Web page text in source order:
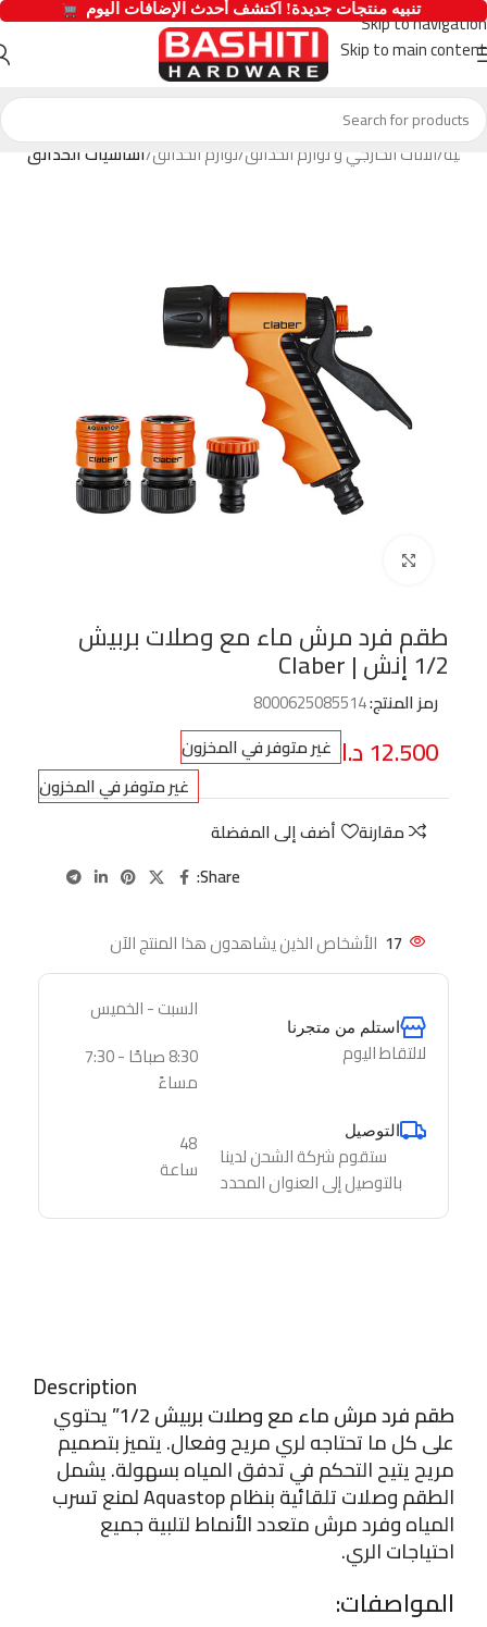
Skip to navigation
Skip to main content
الاثاث الخارجي و لوازم الحدائق لوازم الحدائق أساسيات الحدائق
طقم فرد مرش ماء مع وصلات بربيش
1/2 إنش | Claber
رمز المنتج:8000625085514
12.500د.ا غير متوفر في المخزون
غير متوفر في المخزون
مقارنة
أضف إلى المفضلة
Share:
17 الأشخاص الذين يشاهدون هذا المنتج الآن
استلم من متجرنا
لالتقاط اليوم
السبت - الخميس
8:30 صباحًا - 7:30
مساءً
التوصيل
ستقوم شركة الشحن لدينا
بالتوصيل إلى العنوان المحدد
48
ساعة
Description
طقم فرد مرش ماء مع وصلات بربيش 1/2” يحتوي
على كل ما تحتاجه لري مريح وفعال. يتميز بتصميم
مريح يتيح التحكم في تدفق المياه بسهولة. يشمل
الطقم وصلات تلقائية بنظام Aquastop لمنع تسرب
المياه وفرد مرش متعدد الأنماط لتلبية جميع
احتياجات الري.
المواصفات:
  تنبيه منتجات جديدة! اكتشف أحدث الإضافات اليوم